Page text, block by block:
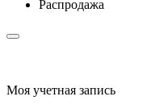
Распродажа
Моя учетная запись